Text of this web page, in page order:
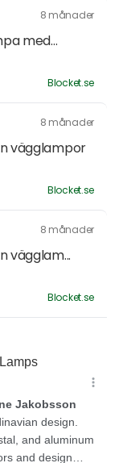
8 månader
med...
Blocket.se
8 månader
vägglampor
Blocket.se
8 månader
vägglam...
Blocket.se